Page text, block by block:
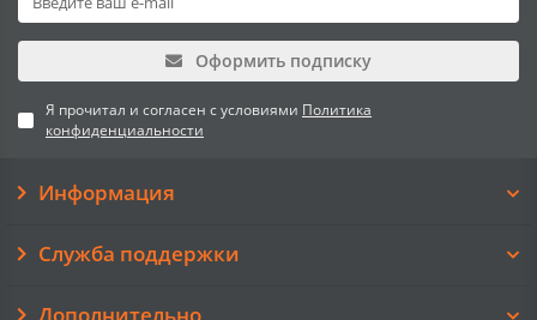
Оформить подписку
Я прочитал и согласен с условиями Политика
конфиденциальности
Информация
Служба поддержки